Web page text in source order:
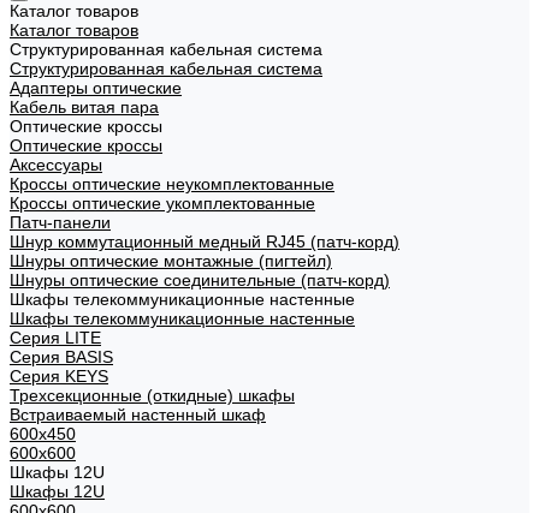
Каталог товаров
Каталог товаров
Структурированная кабельная система
Структурированная кабельная система
Адаптеры оптические
Кабель витая пара
Оптические кроссы
Оптические кроссы
Аксессуары
Кроссы оптические неукомплектованные
Кроссы оптические укомплектованные
Патч-панели
Шнур коммутационный медный RJ45 (патч-корд)
Шнуры оптические монтажные (пигтейл)
Шнуры оптические соединительные (патч-корд)
Шкафы телекоммуникационные настенные
Шкафы телекоммуникационные настенные
Cерия LITE
Cерия BASIS
Cерия KEYS
Трехсекционные (откидные) шкафы
Встраиваемый настенный шкаф
600x450
600x600
Шкафы 12U
Шкафы 12U